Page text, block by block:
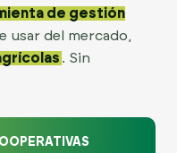
de gestión
usar del mercado,
. Sin